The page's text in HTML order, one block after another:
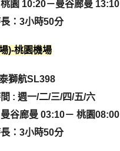
園 10:20－曼谷廊曼 13:10
：3小時50分
)-桃園機場
獅航SL398
: 週一/二/三/四/五/六
谷廊曼 03:10－ 桃園08:00
：3小時50分